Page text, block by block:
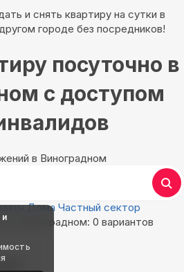
и снять квартиру на сутки в
городе без посредников!
посуточно в
с доступом
в Виноградном
Дома Частный сектор
в Виноградном: 0 вариантов